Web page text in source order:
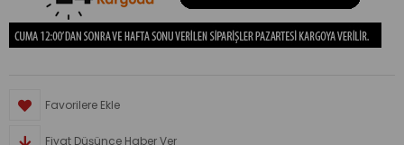
Favorilere Ekle
Fiyat Düşünce Haber Ver